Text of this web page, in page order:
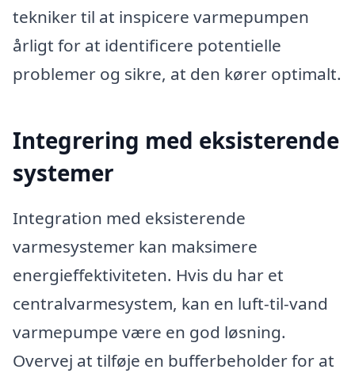
tekniker til at inspicere varmepumpen
årligt for at identificere potentielle
problemer og sikre, at den kører optimalt.
Integrering med eksisterende
systemer
Integration med eksisterende
varmesystemer kan maksimere
energieffektiviteten. Hvis du har et
centralvarmesystem, kan en luft-til-vand
varmepumpe være en god løsning.
Overvej at tilføje en bufferbeholder for at